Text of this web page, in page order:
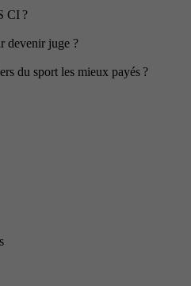
CI ?
devenir juge ?
du sport les mieux payés ?